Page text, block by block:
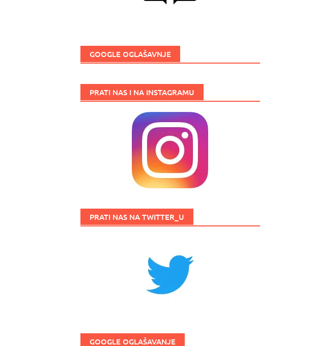
GOOGLE OGLAŠAVNJE
PRATI NAS I NA INSTAGRAMU
PRATI NAS NA TWITTER_U
GOOGLE OGLAŠAVANJE